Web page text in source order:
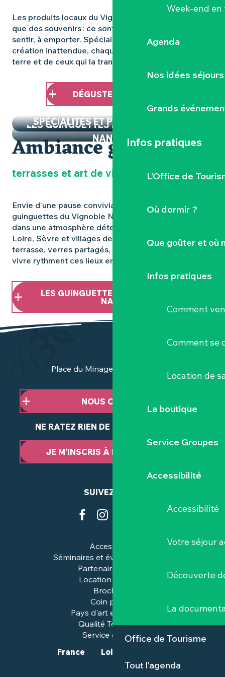
Week-end
Agenda
Nos idées séjours
Grands
Infos pratiques
L’Office de
Où dormir ?
Que goûter et où
Infos pratiques
Comment
Comment se
Location de
La boutique
Service Groupes
Accessibilité
Accessibilité
Votre séjour
Découverte
La
Office de Tourisme
Tout l'agenda
Les produits locaux du Vignoble Nantais ne sont pas
que des souvenirs : ce sont des histoires à goûter, à
sentir, à emporter. Spécialité Pays de la Loire ou
création inattendue, chaque bouchée parle de la
terre et de ceux qui la transforment.
DÉGUSTER LE TERROIR
SPÉCIALITÉS ET PRODUITS LOCAUX
LES GUINGUETTES DANS LE VIGNOBLE
NANTAIS
Ambiance guinguette
terrasses et art de vivre au bord de l’eau
Envie d’une pause conviviale en plein air ? Les
guinguettes du Vignoble Nantais vous accueillent
dans une atmosphère détendue, entre bords de
Loire, Sèvre et villages de caractère. Tables en
terrasse, verres partagés, musique et douceur de
vivre rythment ces lieux emblématiques de l’été.
LES GUINGUETTES DANS LE VIGNOBLE
NANTAIS
Place du Minage - 44190 Clisson
NOUS CONTACTER
NE RATEZ RIEN DE NOTRE ACTUALITÉ
JE M’INSCRIS À LA NEWSLETTER
SUIVEZ-NOUS
Accessibilité
Séminaires et événements pros
Partenaires & pros
Location de salles
Brochures
Coin presse
Pays d'art et d'histoire
Qualité Tourisme™
Service groupes
France
Loire-Atlantique